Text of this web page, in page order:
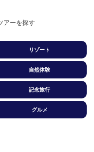
アーを探す
リゾート
自然体験
記念旅行
グルメ